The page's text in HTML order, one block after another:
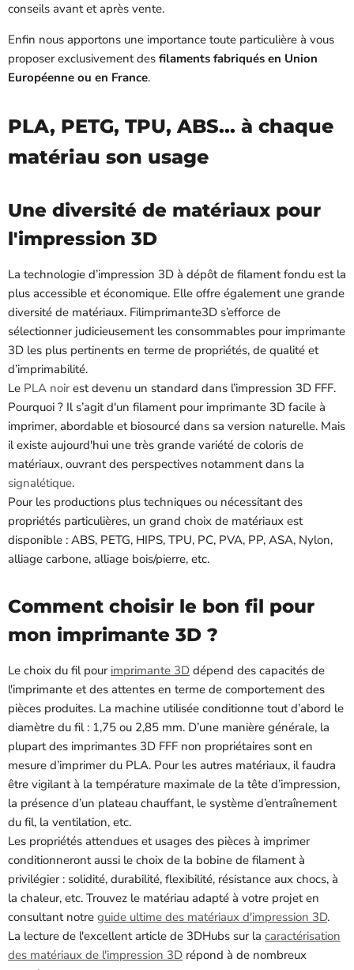
conseils avant et après vente.
Enfin nous apportons une importance toute particulière à vous
proposer exclusivement des filaments fabriqués en Union
Européenne ou en France.
PLA, PETG, TPU, ABS... à chaque
matériau son usage
Une diversité de matériaux pour
l'impression 3D
La technologie d’impression 3D à dépôt de filament fondu est la
plus accessible et économique. Elle offre également une grande
diversité de matériaux. Filimprimante3D s’efforce de
sélectionner judicieusement les consommables pour imprimante
3D les plus pertinents en terme de propriétés, de qualité et
d’imprimabilité.
Le PLA noir est devenu un standard dans l’impression 3D FFF.
Pourquoi ? Il s’agit d'un filament pour imprimante 3D facile à
imprimer, abordable et biosourcé dans sa version naturelle. Mais
il existe aujourd'hui une très grande variété de coloris de
matériaux, ouvrant des perspectives notamment dans la
signalétique.
Pour les productions plus techniques ou nécessitant des
propriétés particulières, un grand choix de matériaux est
disponible : ABS, PETG, HIPS, TPU, PC, PVA, PP, ASA, Nylon,
alliage carbone, alliage bois/pierre, etc.
Comment choisir le bon fil pour
mon imprimante 3D ?
Le choix du fil pour imprimante 3D dépend des capacités de
l'imprimante et des attentes en terme de comportement des
pièces produites. La machine utilisée conditionne tout d’abord le
diamètre du fil : 1,75 ou 2,85 mm. D’une manière générale, la
plupart des imprimantes 3D FFF non propriétaires sont en
mesure d’imprimer du PLA. Pour les autres matériaux, il faudra
être vigilant à la température maximale de la tête d’impression,
la présence d’un plateau chauffant, le système d’entraînement
du fil, la ventilation, etc.
Les propriétés attendues et usages des pièces à imprimer
conditionneront aussi le choix de la bobine de filament à
privilégier : solidité, durabilité, flexibilité, résistance aux chocs, à
la chaleur, etc. Trouvez le matériau adapté à votre projet en
consultant notre guide ultime des matériaux d'impression 3D.
La lecture de l'excellent article de 3DHubs sur la caractérisation
des matériaux de l'impression 3D répond à de nombreux